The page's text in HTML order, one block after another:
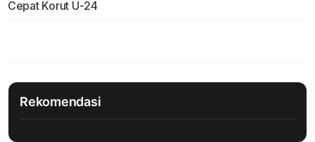
Cepat Korut U-24
Rekomendasi